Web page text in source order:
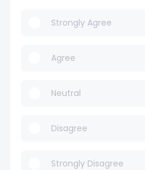
Strongly Agree
Agree
Neutral
Disagree
Strongly Disagree